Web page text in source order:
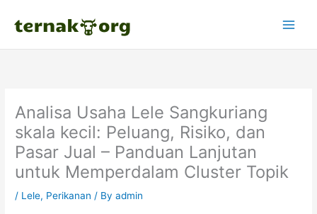
Analisa Usaha Lele Sangkuriang
skala kecil: Peluang, Risiko, dan
Pasar Jual – Panduan Lanjutan
untuk Memperdalam Cluster Topik
/ Lele, Perikanan / Byadmin